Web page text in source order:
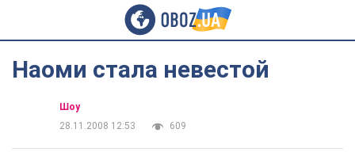
Наоми стала невестой
Шоу
28.11.2008 12:53
609